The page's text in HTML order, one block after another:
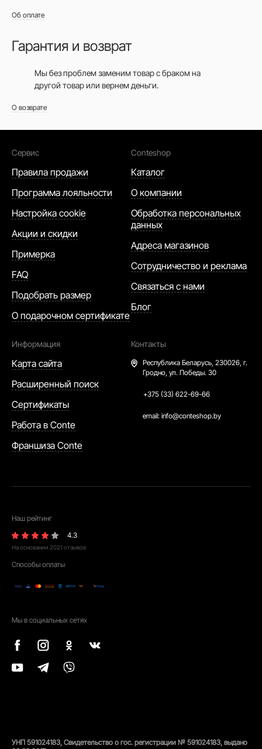
Об оплате
Гарантия и возврат
Мы без проблем заменим товар с браком на
другой товар или вернем деньги.
О возврате
Сервис
Правила продажи
Программа лояльности
Настройка cookie
Акции и скидки
Примерка
FAQ
Подобрать размер
О подарочном сертификате
Conteshop
Каталог
О компании
Обработка персональных
данных
Адреса магазинов
Сотрудничество и реклама
Связаться с нами
Блог
Информация
Карта сайта
Расширенный поиск
Сертификаты
Работа в Conte
Франшиза Conte
Контакты
Республика Беларусь, 230026, г.
Гродно, ул. Победы. 30
+375 (33) 622-69-66
email: info@conteshop.by
Наш рейтинг
4.3
На основании 2021 отзывов
Способы оплаты
Мы в социальных сетях
УНП 591024183, Свидетельство о гос. регистрации № 591024183, выдано